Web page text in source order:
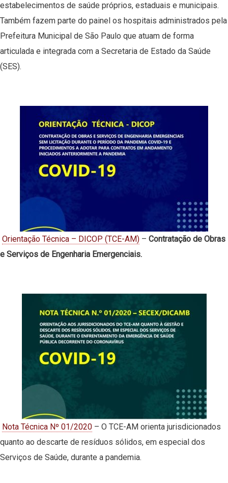
estabelecimentos de saúde próprios, estaduais e municipais.
Também fazem parte do painel os hospitais administrados pela
Prefeitura Municipal de São Paulo que atuam de forma
articulada e integrada com a Secretaria de Estado da Saúde
(SES).
Orientação Técnica – DICOP (TCE-AM) – Contratação de Obras
e Serviços de Engenharia Emergenciais.
Nota Técnica Nº 01/2020 – O TCE-AM orienta jurisdicionados
quanto ao descarte de resíduos sólidos, em especial dos
Serviços de Saúde, durante a pandemia.